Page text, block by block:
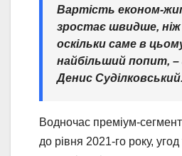
Вартість економ-
зростає швидше, ніж
оскільки саме в
найбільший попит,
Денис Суділковський.
Водночас преміум-
до рівня 2021-го року,